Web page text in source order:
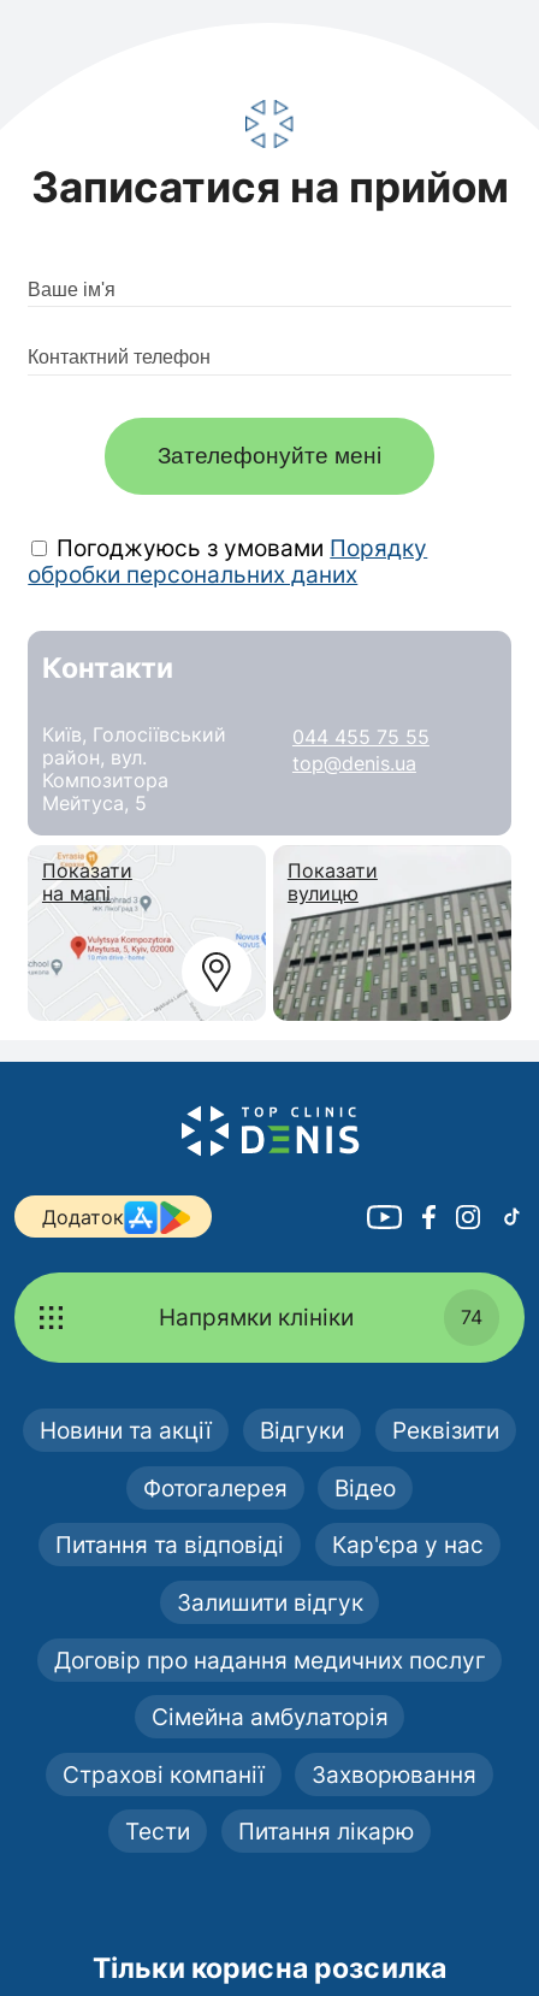
Записатися на прийом
Зателефонуйте мені
Погоджуюсь з умовами Порядку
обробки персональних даних
Контакти
Київ, Голосіївський
район, вул.
Композитора
Мейтуса, 5
044 455 75 55
top@denis.ua
Показати
на мапі
Показати
вулицю
Додаток
Напрямки клініки 74
Новини та акції Відгуки Реквізити
Фотогалерея Відео
Питання та відповіді Кар'єра у нас
Залишити відгук
Договір про надання медичних послуг
Сімейна амбулаторія
Страхові компанії Захворювання
Тести Питання лікарю
Тільки корисна розсилка